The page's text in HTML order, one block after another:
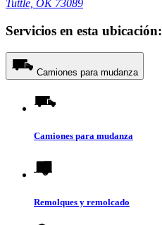
Tuttle, OK 73089
Servicios en esta ubicación:
Camiones para mudanza
Camiones para mudanza
Remolques y remolcado